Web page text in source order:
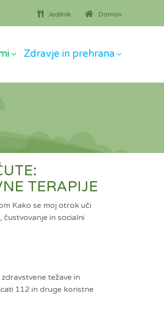
Jedilnik Domov
Zdravje in prehrana
TERAPIJE
Kako se moj otrok uči
in socialni
težave in
112 in druge koristne